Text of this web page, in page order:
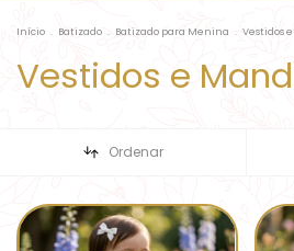
Início . Batizado . Batizado para Menina . Vestidos
Vestidos e
Ordenar